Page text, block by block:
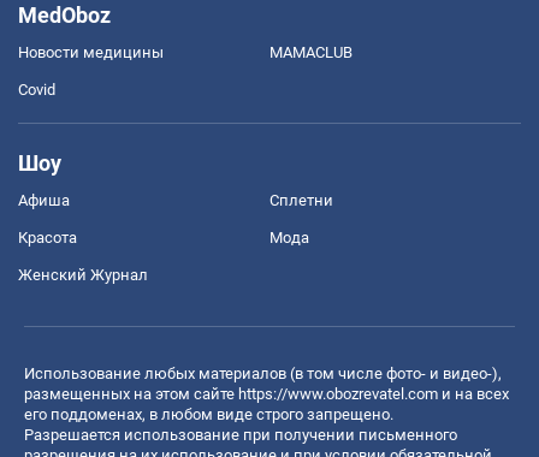
MedOboz
Новости медицины MAMACLUB
Covid
Шоу
Афиша Сплетни
Красота Мода
Женский Журнал
Использование любых материалов (в том числе фото- и видео-),
размещенных на этом сайте https://www.obozrevatel.com и на всех
его поддоменах, в любом виде строго запрещено.
Разрешается использование при получении письменного